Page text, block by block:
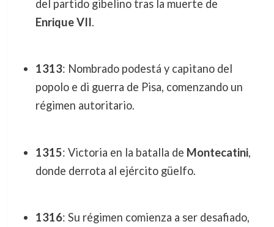
del partido gibelino tras la muerte de
Enrique VII.
1313: Nombrado podestá y capitano del
popolo e di guerra de Pisa, comenzando un
régimen autoritario.
1315: Victoria en la batalla de Montecatini,
donde derrota al ejército güelfo.
1316: Su régimen comienza a ser desafiado,